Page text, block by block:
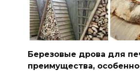
Березовые дрова для
преимущества,